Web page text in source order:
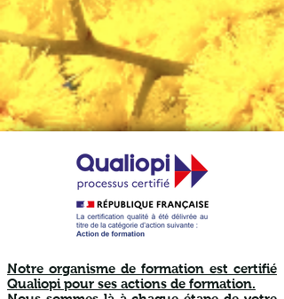
Notre organisme de formation est certifié
Qualiopi pour ses actions de formation.